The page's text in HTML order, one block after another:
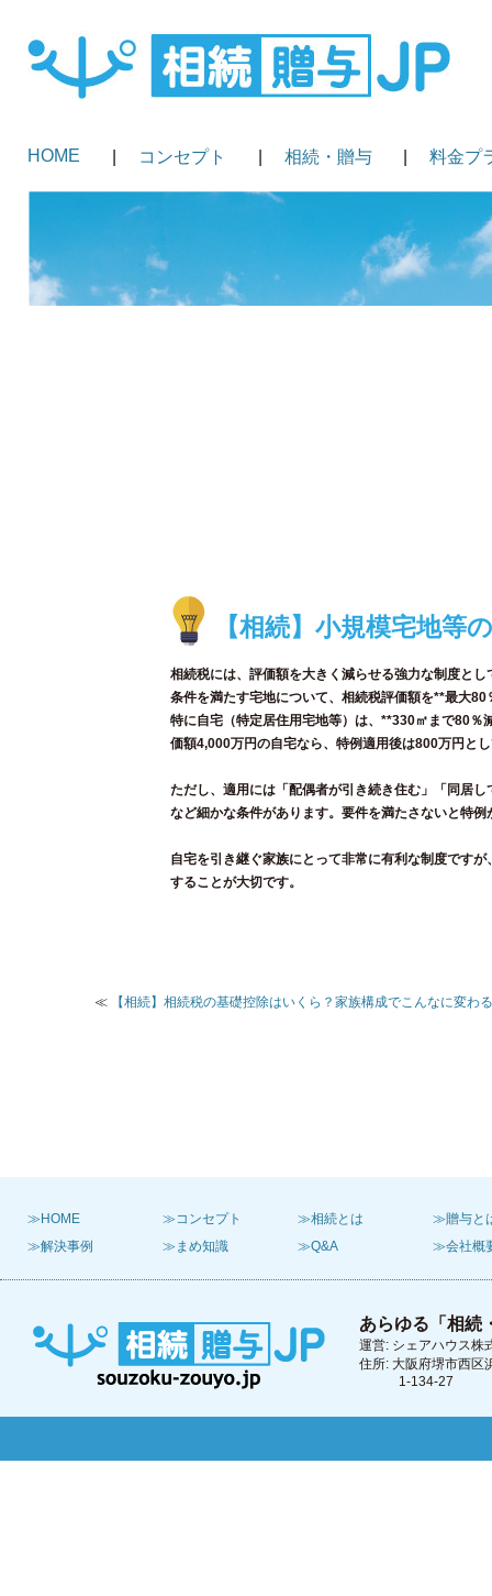
HOME コンセプト 相続・贈与 料金プ
【相続】小規模宅地等
相続税には、評価額を大きく減らせる強力な制度と
条件を満たす宅地について、相続税評価額を**最大
特に自宅（特定居住用宅地等）は、**330㎡まで80％
価額4,000万円の自宅なら、特例適用後は800万円と
ただし、適用には「配偶者が引き続き住む」「同居
など細かな条件があります。要件を満たさないと特
自宅を引き継ぐ家族にとって非常に有利な制度です
することが大切です。
≪ 【相続】相続税の基礎控除はいくら？家族構成でこんなに変わる
≫HOME ≫コンセプト ≫相続とは
≫贈与と
≫解決事例
≫まめ知識 ≫Q&A ≫会社概
あらゆる「相続
運営: シェアハウス株
住所: 大阪府堺市西区
1-134-27